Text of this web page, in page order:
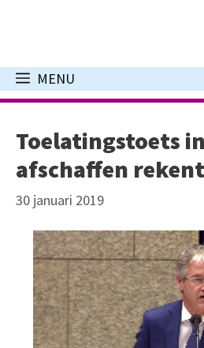
inhoud
MENU
Toelatingstoets
afschaffen
30 januari 2019